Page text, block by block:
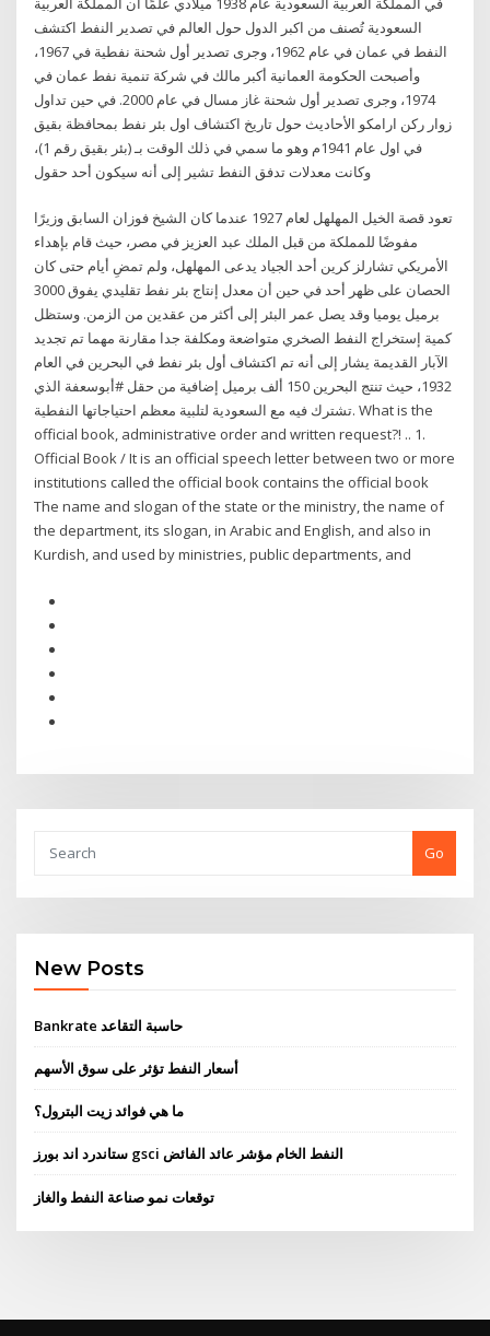
السعودية تُصنف من اكبر الدول حول العالم في تصدير النفط اكتشف
النفط في عمان في عام 1962، وجرى تصدير أول شحنة نفطية في 1967،
وأصبحت الحكومة العمانية أكبر مالك في شركة تنمية نفط عمان في
1974، وجرى تصدير أول شحنة غاز مسال في عام 2000. في حين تداول
زوار ركن ارامكو الأحاديث حول تاريخ اكتشاف اول بئر نفط بمحافظة بقيق
في اول عام 1941م وهو ما سمي في ذلك الوقت بـ (بئر بقيق رقم 1)،
وكانت معدلات تدفق النفط تشير إلى أنه سيكون أحد حقول
تعود قصة الخيل المهلهل لعام 1927 عندما كان الشيخ فوزان السابق وزيرًا
مفوضًا للمملكة من قبل الملك عبد العزيز في مصر، حيث قام بإهداء
الأمريكي تشارلز كرين أحد الجياد يدعى المهلهل، ولم تمضِ أيام حتى كان
الحصان على ظهر أحد في حين أن معدل إنتاج بئر نفط تقليدي يفوق 3000
برميل يوميا وقد يصل عمر البئر إلى أكثر من عقدين من الزمن. وستظل
كمية إستخراج النفط الصخري متواضعة ومكلفة جدا مقارنة مهما تم تجديد
الآبار القديمة يشار إلى أنه تم اكتشاف أول بئر نفط في البحرين في العام
1932، حيث تنتج البحرين 150 ألف برميل إضافية من حقل #أبوسعفة الذي
تشترك فيه مع السعودية لتلبية معظم احتياجاتها النفطية. What is the
official book, administrative order and written request?! .. 1.
Official Book / It is an official speech letter between two or more
institutions called the official book contains the official book
The name and slogan of the state or the ministry, the name of
the department, its slogan, in Arabic and English, and also in
Kurdish, and used by ministries, public departments, and
Go
New Posts
Bankrate حاسبة التقاعد
أسعار النفط تؤثر على سوق الأسهم
ما هي فوائد زيت البترول؟
ستاندرد اند بورز gsci النفط الخام مؤشر عائد الفائض
توقعات نمو صناعة النفط والغاز